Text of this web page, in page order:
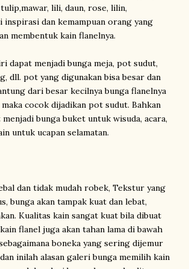
lili, daun, rose, lilin,
dan kemampuan orang yang
membentuk kain flanelnya.
dapat menjadi bunga meja, pot sudut,
dll. pot yang digunakan bisa besar dan
dari besar kecilnya bunga flanelnya
cocok dijadikan pot sudut. Bahkan
bunga buket untuk wisuda, acara,
untuk ucapan selamatan.
dan tidak mudah robek, Tekstur yang
bunga akan tampak kuat dan lebat,
Kualitas kain sangat kuat bila dibuat
flanel juga akan tahan lama di bawah
boneka yang sering dijemur
inilah alasan galeri bunga memilih kain